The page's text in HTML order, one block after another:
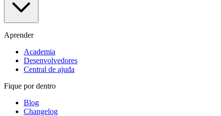
Aprender
Academia
Desenvolvedores
Central de ajuda
Fique por dentro
Blog
Changelog